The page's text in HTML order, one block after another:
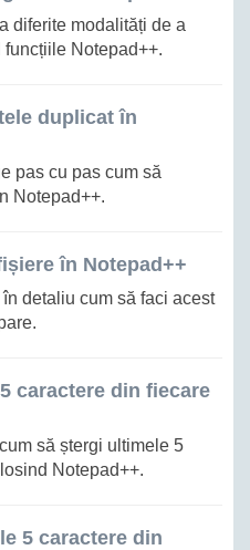
diferite modalități de a
Notepad++.
duplicat în
pas cu pas cum să
Notepad++.
în Notepad++
detaliu cum să faci acest
caractere din fiecare
să ștergi ultimele 5
Notepad++.
5 caractere din